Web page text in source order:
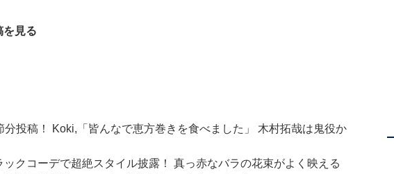
を見る
投稿！ Koki,「皆んなで恵方巻きを食べました」 木村拓哉は鬼役か
クコーデで超絶スタイル披露！ 真っ赤なバラの花束がよく映える